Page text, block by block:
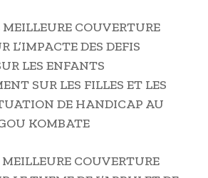
COUVERTURE
L’IMPACTE DES DEFIS
LES ENFANTS
SUR LES FILLES ET LES
DE HANDICAP AU
KOMBATE
COUVERTURE